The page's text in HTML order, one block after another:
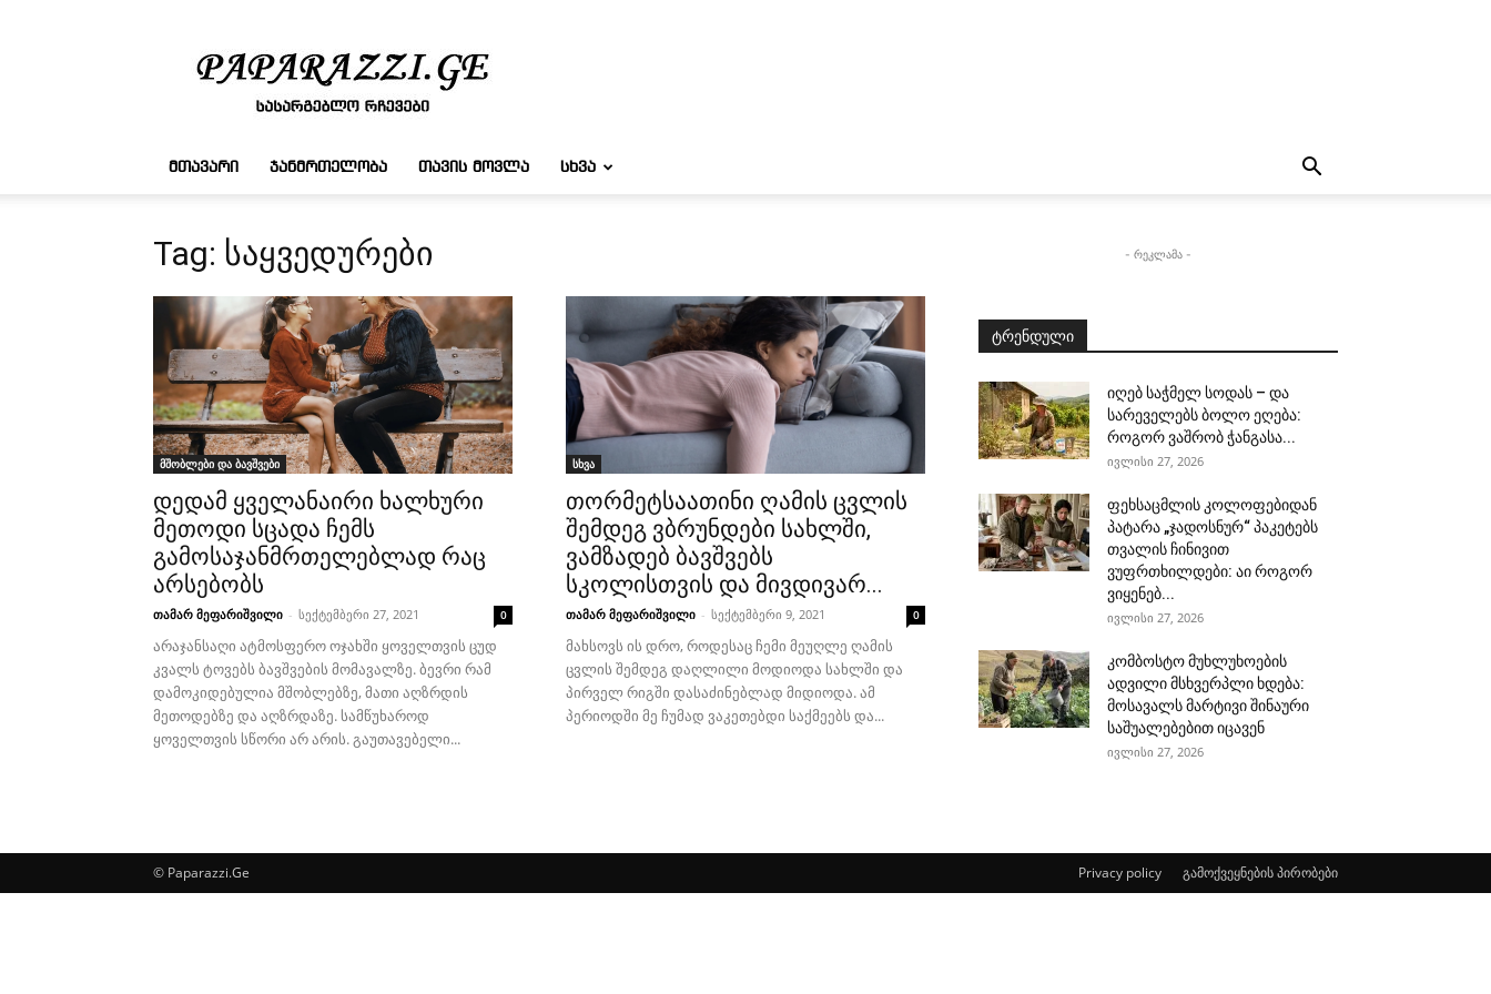
რჩევები
ᲛᲗᲐᲕᲐᲠᲘ ᲯᲐᲜᲛᲠᲗᲔᲚᲝᲑᲐ ᲗᲐᲕᲘᲡ ᲛᲝᲕᲚᲐ ᲡᲮᲕᲐ
Tag: საყვედურები
მშობლები და ბავშვები
დედამ ყველანაირი ხალხური
მეთოდი სცადა ჩემს
გამოსაჯანმრთელებლად რაც
არსებობს
თამარ მეფარიშვილი - სექტემბერი 27, 2021 0
არაჯანსაღი ატმოსფერო ოჯახში ყოველთვის ცუდ
კვალს ტოვებს ბავშვების მომავალზე. ბევრი რამ
დამოკიდებულია მშობლებზე, მათი აღზრდის
მეთოდებზე და აღზრდაზე. სამწუხაროდ
ყოველთვის სწორი არ არის. გაუთავებელი...
სხვა
თორმეტსაათინი ღამის ცვლის
შემდეგ ვბრუნდები სახლში,
ვამზადებ ბავშვებს
სკოლისთვის და მივდივარ...
თამარ მეფარიშვილი - სექტემბერი 9, 2021 0
მახსოვს ის დრო, როდესაც ჩემი მეუღლე ღამის
ცვლის შემდეგ დაღლილი მოდიოდა სახლში და
პირველ რიგში დასაძინებლად მიდიოდა. ამ
პერიოდში მე ჩუმად ვაკეთებდი საქმეებს და...
- რეკლამა -
ტრენდული
იღებ საჭმელ სოდას – და
სარეველებს ბოლო ეღება:
როგორ ვაშრობ ჭანგასა...
ივლისი 27, 2026
ფეხსაცმლის კოლოფებიდან
პატარა „ჯადოსნურ“ პაკეტებს
თვალის ჩინივით
ვუფრთხილდები: აი როგორ
ვიყენებ...
ივლისი 27, 2026
კომბოსტო მუხლუხოების
ადვილი მსხვერპლი ხდება:
მოსავალს მარტივი შინაური
საშუალებებით იცავენ
ივლისი 27, 2026
Privacy policy გამოქვეყნების პირობები
© Paparazzi.Ge